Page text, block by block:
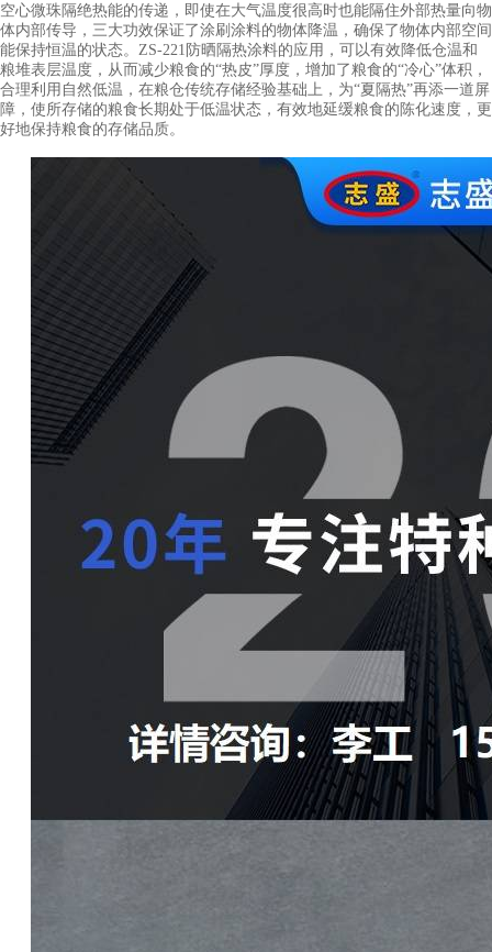
空心微珠隔绝热能的传递，即使在大气温度很高时也能隔住外部热量向物
体内部传导，三大功效保证了涂刷涂料的物体降温，确保了物体内部空间
能保持恒温的状态。ZS-221防晒隔热涂料的应用，可以有效降低仓温和
粮堆表层温度，从而减少粮食的“热皮”厚度，增加了粮食的“冷心”体积，
合理利用自然低温，在粮仓传统存储经验基础上，为“夏隔热”再添一道屏
障，使所存储的粮食长期处于低温状态，有效地延缓粮食的陈化速度，更
好地保持粮食的存储品质。